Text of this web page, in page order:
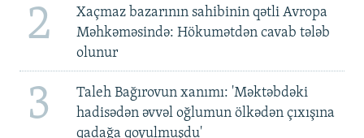
2
Xaçmaz bazarının sahibinin qətli Avropa
Məhkəməsində: Hökumətdən cavab tələb
olunur
3
Taleh Bağırovun xanımı: 'Məktəbdəki
hadisədən əvvəl oğlumun ölkədən çıxışına
qadağa qoyulmuşdu'